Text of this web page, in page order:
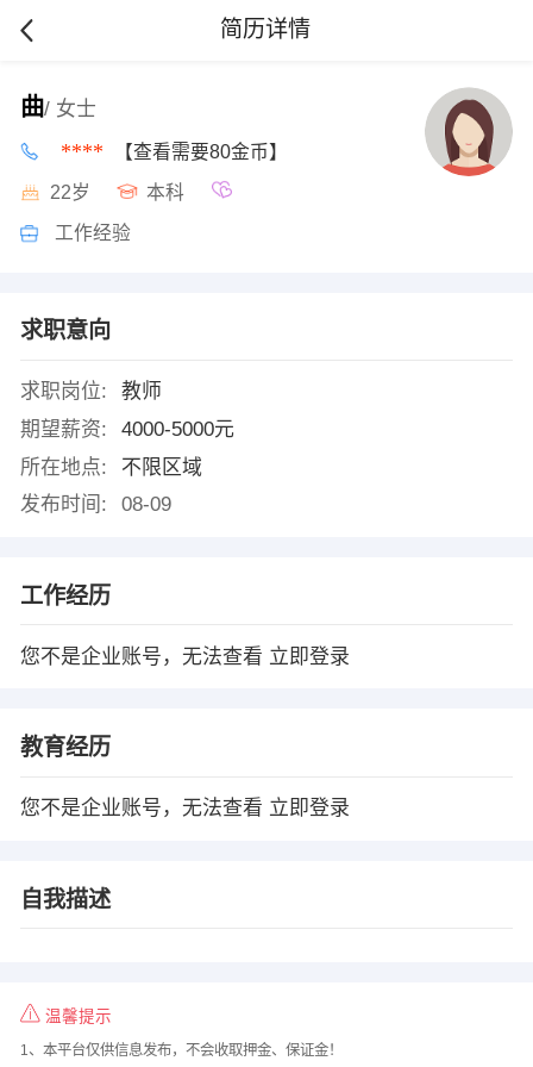
简历详情
曲/ 女士
**** 【查看需要80金币】
22岁 本科
工作经验
求职意向
求职岗位:
教师
期望薪资:
4000-5000元
所在地点:
不限区域
发布时间:
08-09
工作经历
您不是企业账号，无法查看 立即登录
教育经历
您不是企业账号，无法查看 立即登录
自我描述
温馨提示
1、本平台仅供信息发布，不会收取押金、保证金！